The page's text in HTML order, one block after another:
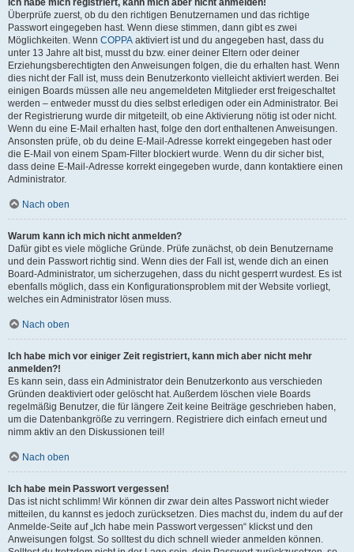
Ich habe mich registriert, kann mich aber nicht anmelden!
Überprüfe zuerst, ob du den richtigen Benutzernamen und das richtige
Passwort eingegeben hast. Wenn diese stimmen, dann gibt es zwei
Möglichkeiten. Wenn COPPA aktiviert ist und du angegeben hast, dass du
unter 13 Jahre alt bist, musst du bzw. einer deiner Eltern oder deiner
Erziehungsberechtigten den Anweisungen folgen, die du erhalten hast. Wenn
dies nicht der Fall ist, muss dein Benutzerkonto vielleicht aktiviert werden. Bei
einigen Boards müssen alle neu angemeldeten Mitglieder erst freigeschaltet
werden – entweder musst du dies selbst erledigen oder ein Administrator. Bei
der Registrierung wurde dir mitgeteilt, ob eine Aktivierung nötig ist oder nicht.
Wenn du eine E-Mail erhalten hast, folge den dort enthaltenen Anweisungen.
Ansonsten prüfe, ob du deine E-Mail-Adresse korrekt eingegeben hast oder
die E-Mail von einem Spam-Filter blockiert wurde. Wenn du dir sicher bist,
dass deine E-Mail-Adresse korrekt eingegeben wurde, dann kontaktiere einen
Administrator.
Nach oben
Warum kann ich mich nicht anmelden?
Dafür gibt es viele mögliche Gründe. Prüfe zunächst, ob dein Benutzername
und dein Passwort richtig sind. Wenn dies der Fall ist, wende dich an einen
Board-Administrator, um sicherzugehen, dass du nicht gesperrt wurdest. Es ist
ebenfalls möglich, dass ein Konfigurationsproblem mit der Website vorliegt,
welches ein Administrator lösen muss.
Nach oben
Ich habe mich vor einiger Zeit registriert, kann mich aber nicht mehr
anmelden?!
Es kann sein, dass ein Administrator dein Benutzerkonto aus verschieden
Gründen deaktiviert oder gelöscht hat. Außerdem löschen viele Boards
regelmäßig Benutzer, die für längere Zeit keine Beiträge geschrieben haben,
um die Datenbankgröße zu verringern. Registriere dich einfach erneut und
nimm aktiv an den Diskussionen teil!
Nach oben
Ich habe mein Passwort vergessen!
Das ist nicht schlimm! Wir können dir zwar dein altes Passwort nicht wieder
mitteilen, du kannst es jedoch zurücksetzen. Dies machst du, indem du auf der
Anmelde-Seite auf „Ich habe mein Passwort vergessen“ klickst und den
Anweisungen folgst. So solltest du dich schnell wieder anmelden können.